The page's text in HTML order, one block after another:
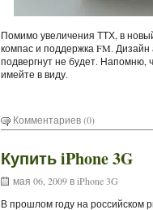
Помимо увеличения ТТХ, в
компас и поддержка FM.
подвергнут не будет. Напомню,
имейте в виду.
Комментариев (0)
Купить iPhone 3G
мая 06, 2009 вiPhone 3G
В прошлом году на российском